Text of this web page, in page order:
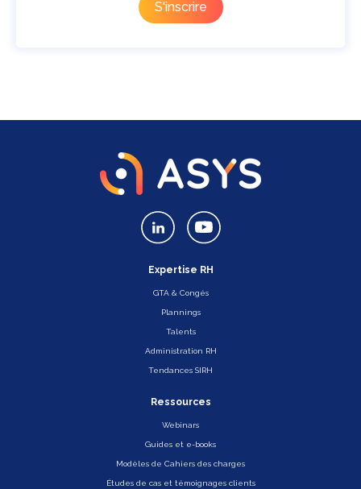
Expertise RH
GTA & Congés
Plannings
Talents
Administration RH
Tendances SIRH
Ressources
Webinars
Guides et e-books
Modèles de Cahiers des charges
Études de cas et témoignages clients